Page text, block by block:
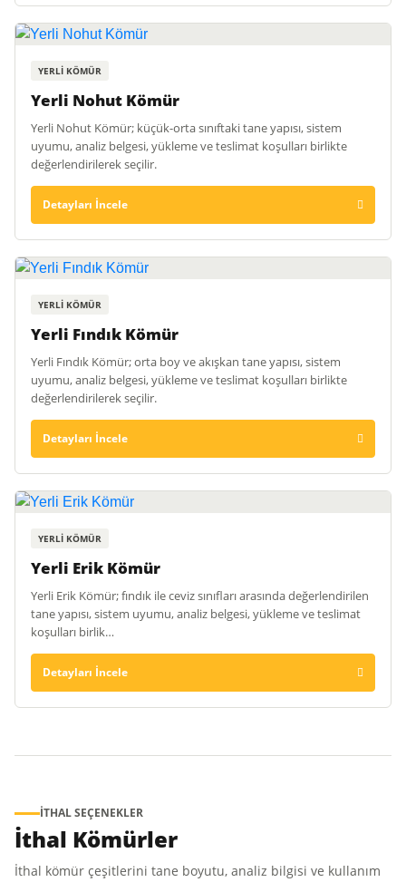
YERLI KÖMÜR
Yerli Nohut Kömür
Yerli Nohut Kömür; küçük-orta sınıftaki tane yapısı, sistem
uyumu, analiz belgesi, yükleme ve teslimat koşulları birlikte
değerlendirilerek seçilir.
Detayları İncele
YERLI KÖMÜR
Yerli Fındık Kömür
Yerli Fındık Kömür; orta boy ve akışkan tane yapısı, sistem
uyumu, analiz belgesi, yükleme ve teslimat koşulları birlikte
değerlendirilerek seçilir.
Detayları İncele
YERLI KÖMÜR
Yerli Erik Kömür
Yerli Erik Kömür; fındık ile ceviz sınıfları arasında değerlendirilen
tane yapısı, sistem uyumu, analiz belgesi, yükleme ve teslimat
koşulları birlik…
Detayları İncele
İTHAL SEÇENEKLER
İthal Kömürler
İthal kömür çeşitlerini tane boyutu, analiz bilgisi ve kullanım